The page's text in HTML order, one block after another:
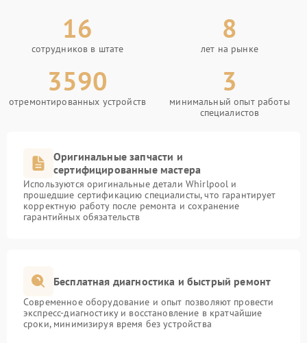
16
сотрудников в штате
8
лет на рынке
3590
отремонтированных устройств
3
минимальный опыт работы
специалистов
Оригинальные запчасти и
сертифицированные мастера
Используются оригинальные детали Whirlpool и
прошедшие сертификацию специалисты, что гарантирует
корректную работу после ремонта и сохранение
гарантийных обязательств
Бесплатная диагностика и быстрый ремонт
Современное оборудование и опыт позволяют провести
экспресс-диагностику и восстановление в кратчайшие
сроки, минимизируя время без устройства